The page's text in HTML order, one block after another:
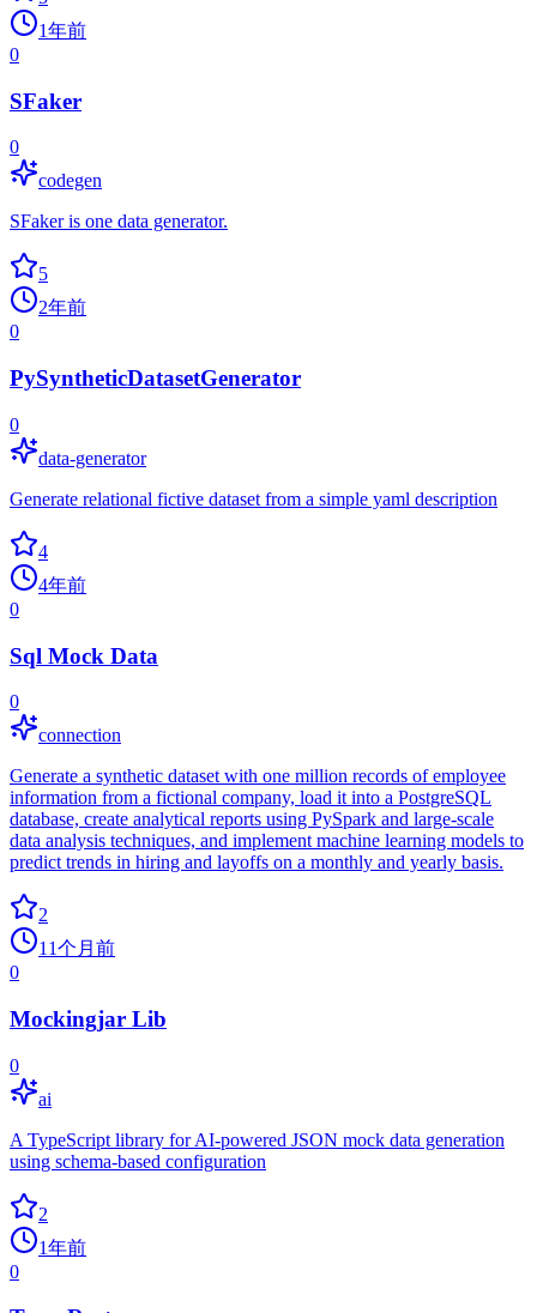
1年前
0
SFaker
0
codegen
SFaker is one data generator.
5
2年前
0
PySyntheticDatasetGenerator
0
data-generator
Generate relational fictive dataset from a simple yaml description
4
4年前
0
Sql Mock Data
0
connection
Generate a synthetic dataset with one million records of employee
information from a fictional company, load it into a PostgreSQL
database, create analytical reports using PySpark and large-scale
data analysis techniques, and implement machine learning models to
predict trends in hiring and layoffs on a monthly and yearly basis.
2
11个月前
0
Mockingjar Lib
0
ai
A TypeScript library for AI-powered JSON mock data generation
using schema-based configuration
2
1年前
0